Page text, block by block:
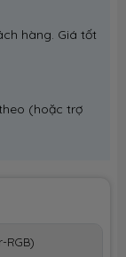
hàng. Giá tốt
(hoặc trợ
RGB)